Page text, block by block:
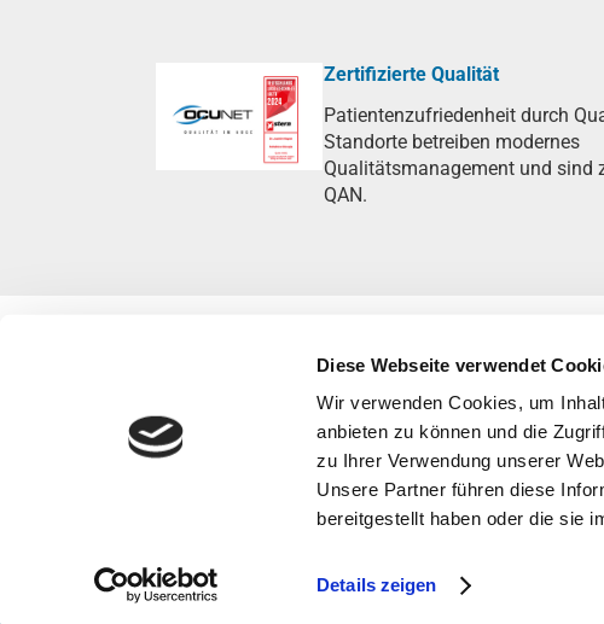
Diese Webseite verwendet
Wir verwenden Cookies, um
anbieten zu können und die
zu Ihrer Verwendung unserer
Unsere Partner führen diese
bereitgestellt haben oder die sie
Details zeigen
Zertifizierte Qualität
Patientenzufriedenheit durch
Standorte betreiben modernes
Qualitätsmanagement und sind
QAN.
Impressum Barrierefreiheit Urheberrecht